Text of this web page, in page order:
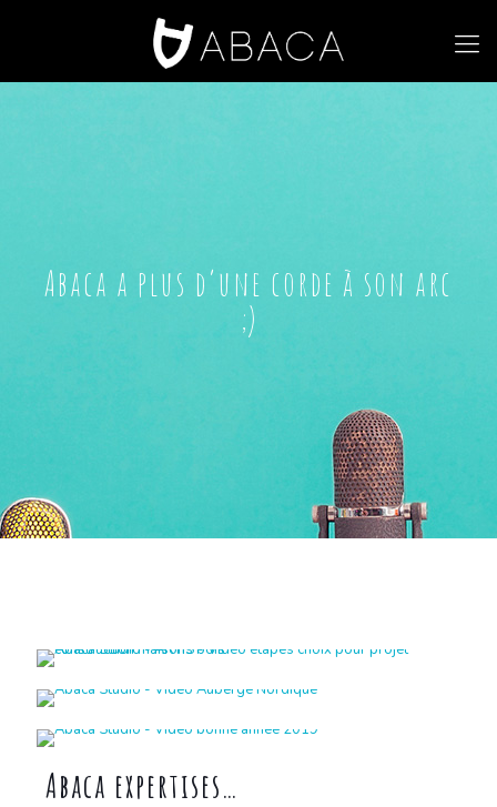
Abaca a plus d’une corde à son arc
;)
Abaca expertises…